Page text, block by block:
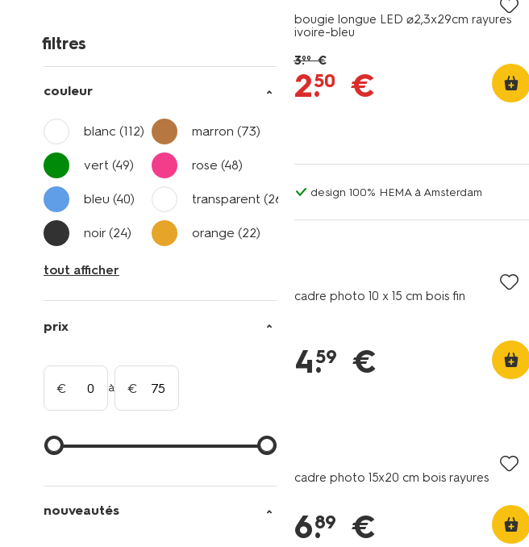
filtres
couleur
blanc (112) marron(73)
vert (49) rose(48)
bleu (40) transparent(26)
noir (24) orange(22)
tout afficher
prix
à
nouveautés
bougie longue LED ⌀2,3x29cm rayures
ivoire-bleu
3.99 €
2.
50 €
design 100% HEMA à Amsterdam
cadre photo 10 x 15 cm bois fin
4.
59 €
cadre photo 15x20 cm bois rayures
6.
89 €